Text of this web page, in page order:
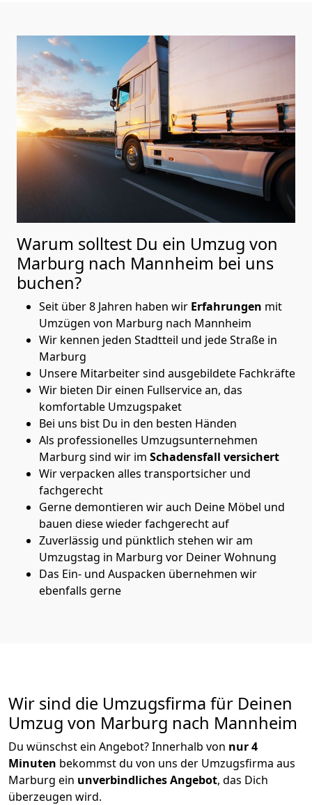
Warum solltest Du ein Umzug von
Marburg nach Mannheim bei uns
buchen?
Seit über 8 Jahren haben wir Erfahrungen mit
Umzügen von Marburg nach Mannheim
Wir kennen jeden Stadtteil und jede Straße in
Marburg
Unsere Mitarbeiter sind ausgebildete Fachkräfte
Wir bieten Dir einen Fullservice an, das
komfortable Umzugspaket
Bei uns bist Du in den besten Händen
Als professionelles Umzugsunternehmen
Marburg sind wir im Schadensfall versichert
Wir verpacken alles transportsicher und
fachgerecht
Gerne demontieren wir auch Deine Möbel und
bauen diese wieder fachgerecht auf
Zuverlässig und pünktlich stehen wir am
Umzugstag in Marburg vor Deiner Wohnung
Das Ein- und Auspacken übernehmen wir
ebenfalls gerne
Wir sind die Umzugsfirma für Deinen
Umzug von Marburg nach Mannheim
Du wünschst ein Angebot? Innerhalb von nur 4
Minuten bekommst du von uns der Umzugsfirma aus
Marburg ein unverbindliches Angebot, das Dich
überzeugen wird.